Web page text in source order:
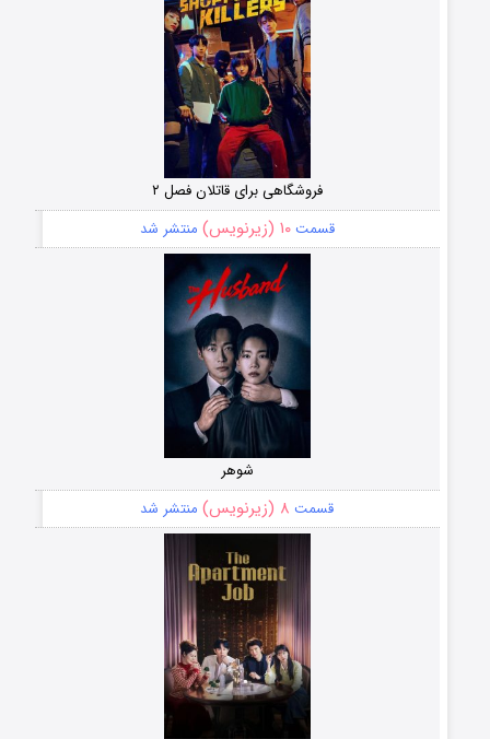
فروشگاهی برای قاتلان فصل ۲
قسمت۱۰ (زیرنویس) منتشر شد
شوهر
قسمت ۸ (زیرنویس) منتشر شد